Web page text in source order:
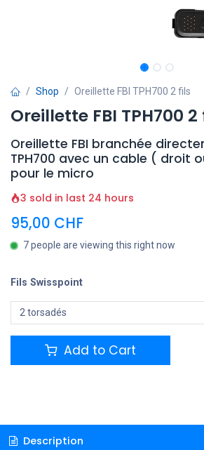
Shop Oreillette FBI TPH700 2 fils
Oreillette FBI TPH700 2
Oreillette FBI branchée
TPH700 avec un cable ( droit
pour le micro
3 sold in last 24 hours
95,00 CHF
7 people are viewing this right now
Fils Swisspoint
Add to Cart
Description